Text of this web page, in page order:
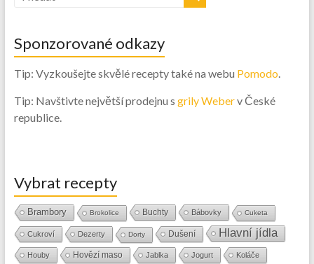
Sponzorované odkazy
Tip: Vyzkoušejte skvělé recepty také na webu Pomodo.
Tip: Navštivte největší prodejnu s grily Weberv České
republice.
Vybrat recepty
Brambory Brokolice Buchty Bábovky Cuketa
Cukroví Dezerty Dorty Dušení Hlavní jídla
Houby Hovězí maso Jablka Jogurt Koláče